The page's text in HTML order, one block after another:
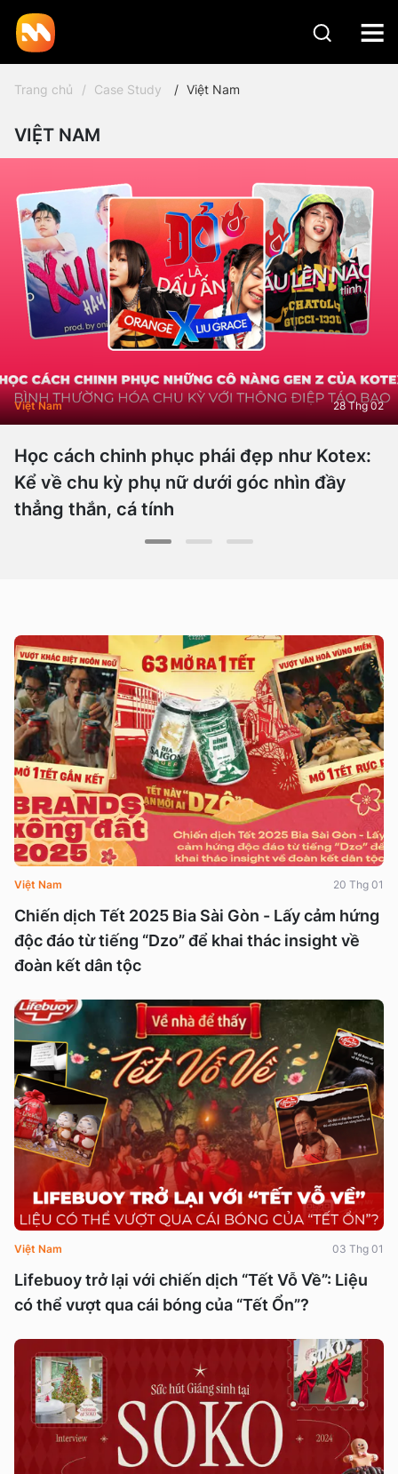
Trang chủ Case Study Việt Nam
VIỆT NAM
Học cách chinh phục phái đẹp như Kotex:
Kể về chu kỳ phụ nữ dưới góc nhìn đầy
thẳng thắn, cá tính
Việt Nam 28 Thg 02
Chiến dịch Tết 2025 Bia Sài Gòn - Lấy cảm hứng
độc đáo từ tiếng “Dzo” để khai thác insight về
đoàn kết dân tộc
Việt Nam 20 Thg 01
Lifebuoy trở lại với chiến dịch “Tết Vỗ Về”: Liệu
có thể vượt qua cái bóng của “Tết Ổn”?
Việt Nam 03 Thg 01